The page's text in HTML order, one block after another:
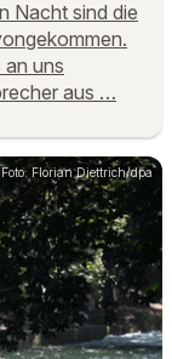
Nacht sind die
uns
aus …
Foto: Florian Diettrich/dpa